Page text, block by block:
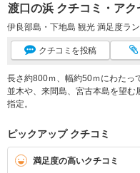
渡口の浜 クチコミ・アク
伊良部島・下地島 観光 満足度ラ
クチコミ を投稿
長さ約800ｍ、幅約50ｍにわたっ
並木や、来間島、宮古本島を望む
指定。
ピックアップ クチコミ
満足度の高いクチコミ